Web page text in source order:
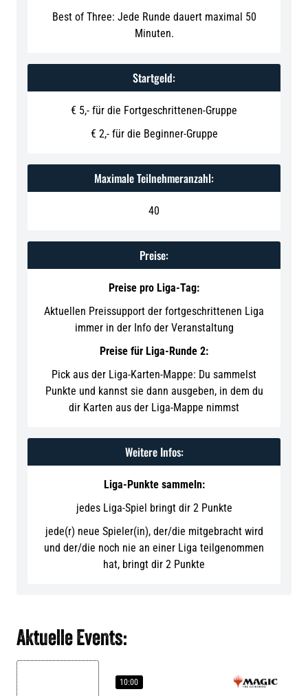
Best of Three: Jede Runde dauert maximal 50
Minuten.
Startgeld:
€ 5,- für die Fortgeschrittenen-Gruppe
€ 2,- für die Beginner-Gruppe
Maximale Teilnehmeranzahl:
40
Preise:
Preise pro Liga-Tag:
Aktuellen Preissupport der fortgeschrittenen Liga
immer in der Info der Veranstaltung
Preise für Liga-Runde 2:
Pick aus der Liga-Karten-Mappe: Du sammelst
Punkte und kannst sie dann ausgeben, in dem du
dir Karten aus der Liga-Mappe nimmst
Weitere Infos:
Liga-Punkte sammeln:
jedes Liga-Spiel bringt dir 2 Punkte
jede(r) neue Spieler(in), der/die mitgebracht wird
und der/die noch nie an einer Liga teilgenommen
hat, bringt dir 2 Punkte
Aktuelle Events:
10:00